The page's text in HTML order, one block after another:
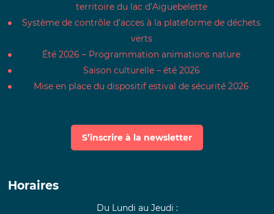
territoire du lac d’Aiguebelette
Système de contrôle d’acces à la plateforme de déchets
verts
Été 2026 – Programmation animations nature
Saison culturelle – été 2026
Mise en place du dispositif estival de sécurité 2026
S’inscrire à la newsletter
Horaires
Du Lundi au Jeudi :